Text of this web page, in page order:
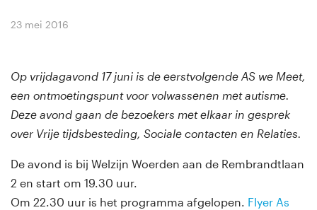
23 mei 2016
Op vrijdagavond 17 juni is de eerstvolgende AS we Meet,
een ontmoetingspunt voor volwassenen met autisme.
Deze avond gaan de bezoekers met elkaar in gesprek
over Vrije tijdsbesteding, Sociale contacten en Relaties.
De avond is bij Welzijn Woerden aan de Rembrandtlaan
2 en start om 19.30 uur.
Om 22.30 uur is het programma afgelopen. Flyer As